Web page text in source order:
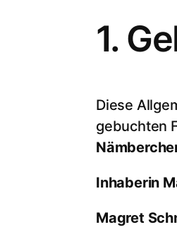
1.
Diese
gebuchten
Inhaberin
Magret